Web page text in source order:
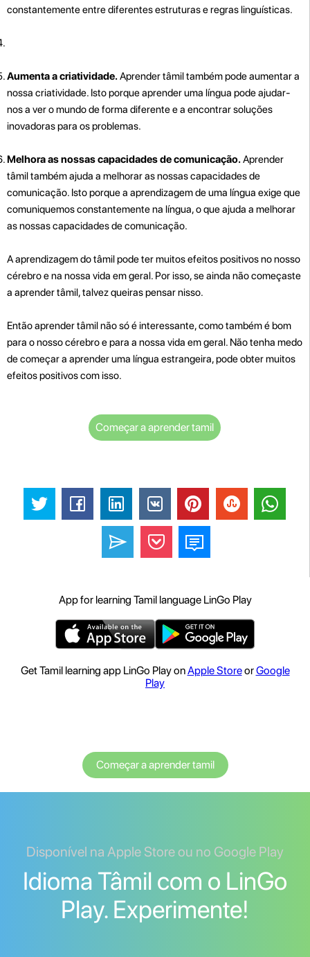
constantemente entre diferentes estruturas e regras linguísticas.
Aumenta a criatividade.Aprender tâmil também pode aumentar a
nossa criatividade. Isto porque aprender uma língua pode ajudar-
nos a ver o mundo de forma diferente e a encontrar soluções
inovadoras para os problemas.
Melhora as nossas capacidades de comunicação.Aprender
tâmil também ajuda a melhorar as nossas capacidades de
comunicação. Isto porque a aprendizagem de uma língua exige que
comuniquemos constantemente na língua, o que ajuda a melhorar
as nossas capacidades de comunicação.
A aprendizagem do tâmil pode ter muitos efeitos positivos no nosso
cérebro e na nossa vida em geral. Por isso, se ainda não começaste
a aprender tâmil, talvez queiras pensar nisso.
Então aprender tâmil não só é interessante, como também é bom
para o nosso cérebro e para a nossa vida em geral. Não tenha medo
de começar a aprender uma língua estrangeira, pode obter muitos
efeitos positivos com isso.
Começar a aprender tamil
App for learning Tamil language LinGo Play
Get Tamil learning app LinGo Play onApple StoreorGoogle
Play
Começar a aprender tamil
Disponível na Apple Store ou no Google Play
Idioma Tâmil com o LinGo
Play. Experimente!